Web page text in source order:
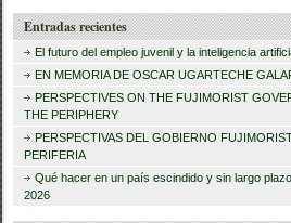
u
s
c
a
:
Entradas recientes
El futuro del empleo juvenil y la inteligencia
EN MEMORIA DE OSCAR UGARTECHE
PERSPECTIVES ON THE FUJIMORIST
THE PERIPHERY
PERSPECTIVAS DEL GOBIERNO
PERIFERIA
Qué hacer en un país escindido y sin largo
2026